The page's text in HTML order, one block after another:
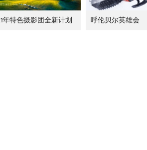
年特色摄影团全新计划 呼伦贝尔英雄会